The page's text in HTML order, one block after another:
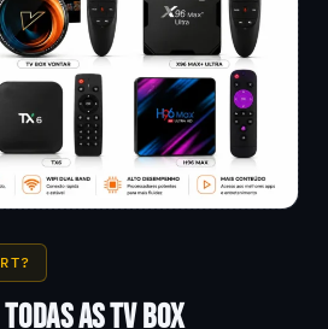
AS TV BOX